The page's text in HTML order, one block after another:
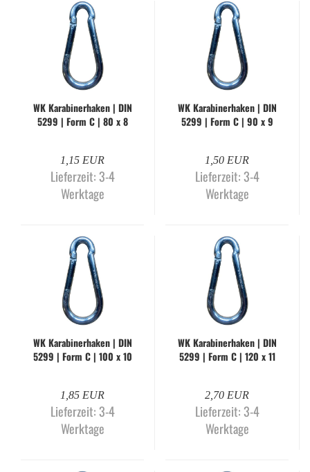
WK Ka­ra­bi­ner­ha­ken | DIN
5299 | Form C | 80 x 8
1,15 EUR
Lieferzeit:3-4
Werktage
WK Ka­ra­bi­ner­ha­ken | DIN
5299 | Form C | 90 x 9
1,50 EUR
Lieferzeit:3-4
Werktage
WK Ka­ra­bi­ner­ha­ken | DIN
5299 | Form C | 100 x 10
1,85 EUR
Lieferzeit:3-4
Werktage
WK Ka­ra­bi­ner­ha­ken | DIN
5299 | Form C | 120 x 11
2,70 EUR
Lieferzeit:3-4
Werktage